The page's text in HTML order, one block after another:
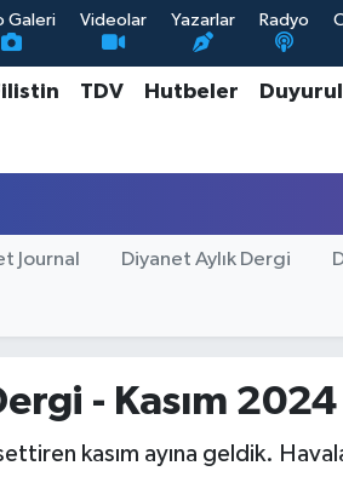
Galeri Videolar Yazarlar Radyo
TDV Hutbeler
Journal Diyanet Aylık Dergi
- Kasım 2024
kasım ayına geldik.